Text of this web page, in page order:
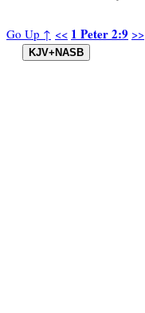
Go Up ↑ << 1 Peter 2:9 >>